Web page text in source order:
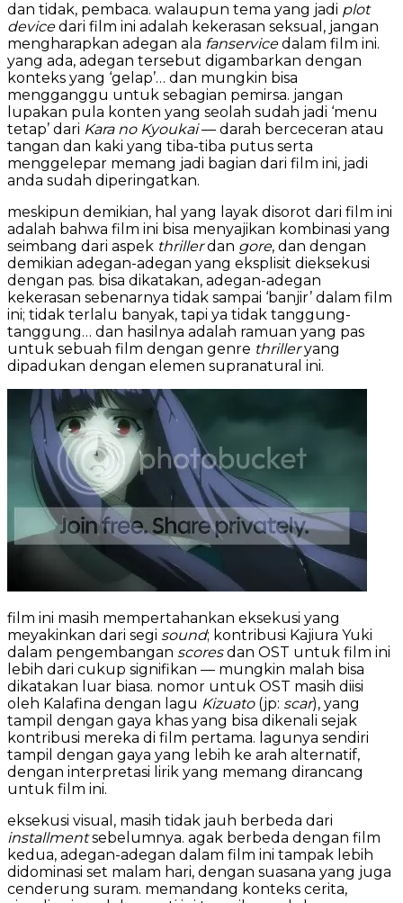
dan tidak, pembaca. walaupun tema yang jadi plot
devicedari film ini adalah kekerasan seksual, jangan
mengharapkan adegan ala fanservicedalam film ini.
yang ada, adegan tersebut digambarkan dengan
konteks yang ‘gelap’… dan mungkin bisa
mengganggu untuk sebagian pemirsa. jangan
lupakan pula konten yang seolah sudah jadi ‘menu
tetap’ dari Kara no Kyoukai— darah berceceran atau
tangan dan kaki yang tiba-tiba putus serta
menggelepar memang jadi bagian dari film ini, jadi
anda sudah diperingatkan.
meskipun demikian, hal yang layak disorot dari film ini
adalah bahwa film ini bisa menyajikan kombinasi yang
seimbang dari aspek thrillerdan gore, dan dengan
demikian adegan-adegan yang eksplisit dieksekusi
dengan pas. bisa dikatakan, adegan-adegan
kekerasan sebenarnya tidak sampai ‘banjir’ dalam film
ini; tidak terlalu banyak, tapi ya tidak tanggung-
tanggung… dan hasilnya adalah ramuan yang pas
untuk sebuah film dengan genre thrilleryang
dipadukan dengan elemen supranatural ini.
film ini masih mempertahankan eksekusi yang
meyakinkan dari segi sound; kontribusi Kajiura Yuki
dalam pengembangan scoresdan OST untuk film ini
lebih dari cukup signifikan — mungkin malah bisa
dikatakan luar biasa. nomor untuk OST masih diisi
oleh Kalafina dengan lagu Kizuato(jp: scar), yang
tampil dengan gaya khas yang bisa dikenali sejak
kontribusi mereka di film pertama. lagunya sendiri
tampil dengan gaya yang lebih ke arah alternatif,
dengan interpretasi lirik yang memang dirancang
untuk film ini.
eksekusi visual, masih tidak jauh berbeda dari
installmentsebelumnya. agak berbeda dengan film
kedua, adegan-adegan dalam film ini tampak lebih
didominasi set malam hari, dengan suasana yang juga
cenderung suram. memandang konteks cerita,